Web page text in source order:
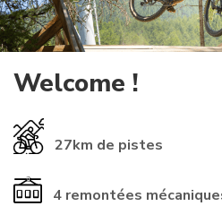
Welcome !
27km de pistes
4 remontées